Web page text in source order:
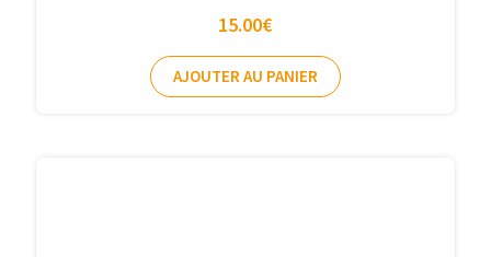
15.00€
AJOUTER AU PANIER